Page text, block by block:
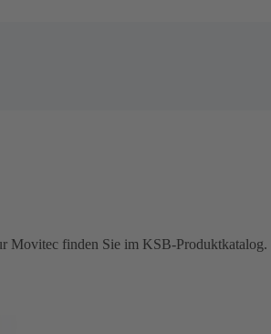
Movitec finden Sie im KSB-Produktkatalog.